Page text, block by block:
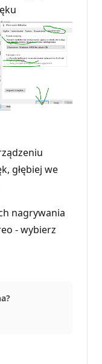
głębiej we
nagrywania
- wybierz